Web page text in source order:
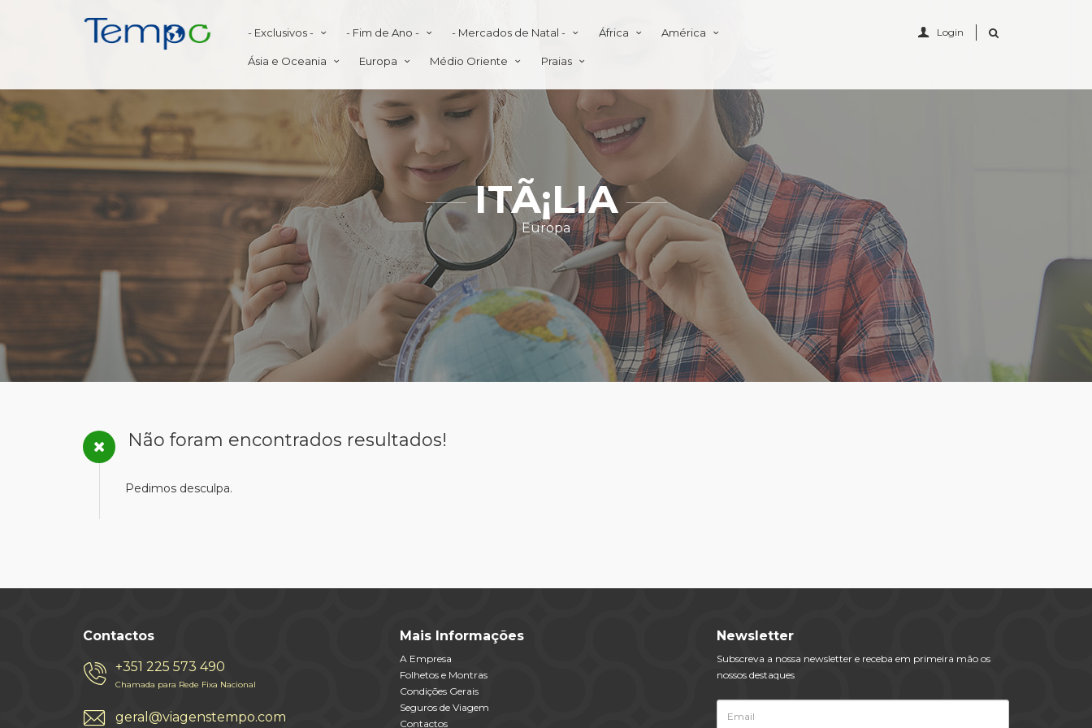
- Exclusivos - - Fim de Ano - - Mercados de Natal - África América
Ásia e Oceania Europa Médio Oriente Praias
Login
ITÃ¡LIA
Europa
Não foram encontrados resultados!
Pedimos desculpa.
Contactos
+351 225 573 490
Chamada para Rede Fixa Nacional
geral@viagenstempo.com
Mais Informações
A Empresa
Folhetos e Montras
Condições Gerais
Seguros de Viagem
Contactos
Newsletter
Subscreva a nossa newsletter e receba em primeira mão os
nossos destaques